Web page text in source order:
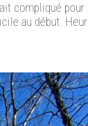
compliqué
au début.